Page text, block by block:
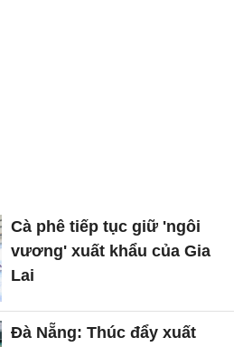
Cà phê tiếp tục giữ 'ngôi
vương' xuất khẩu của Gia
Lai
Đà Nẵng: Thúc đẩy xuất